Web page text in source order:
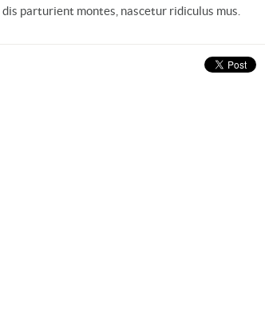
parturient montes, nascetur ridiculus mus.